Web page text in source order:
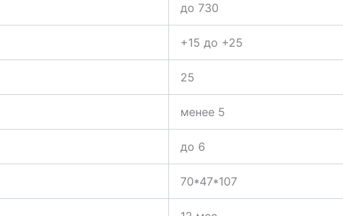
до 730
+15 до +25
25
менее 5
до 6
70*47*107